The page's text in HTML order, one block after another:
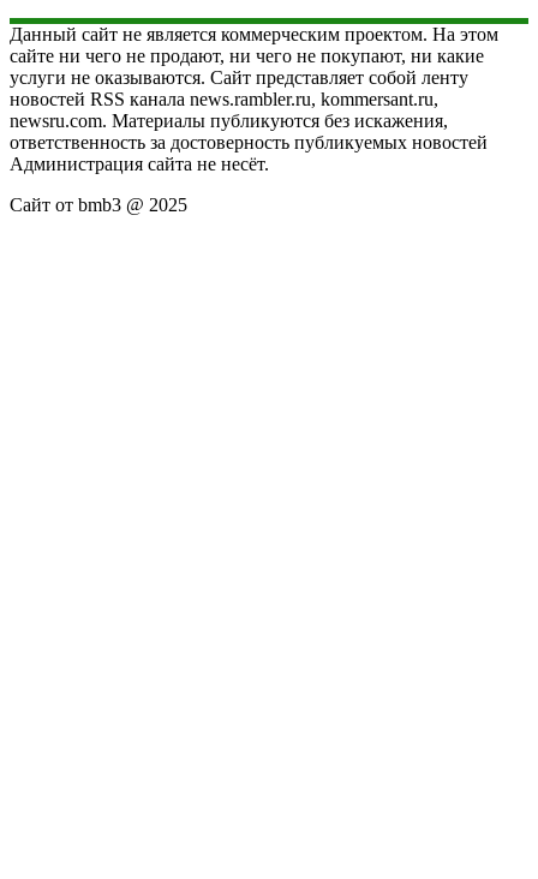
Данный сайт не является коммерческим проектом. На этом
сайте ни чего не продают, ни чего не покупают, ни какие
услуги не оказываются. Сайт представляет собой ленту
новостей RSS канала news.rambler.ru, kommersant.ru,
newsru.com. Материалы публикуются без искажения,
ответственность за достоверность публикуемых новостей
Администрация сайта не несёт.
Сайт от bmb3 @ 2025